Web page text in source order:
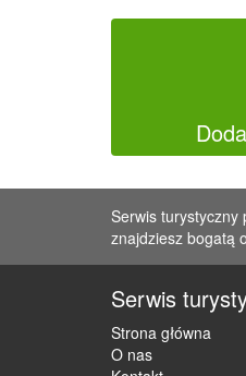
Serwis turystyczny
znajdziesz bogatą
Serwis
Strona główna
O nas